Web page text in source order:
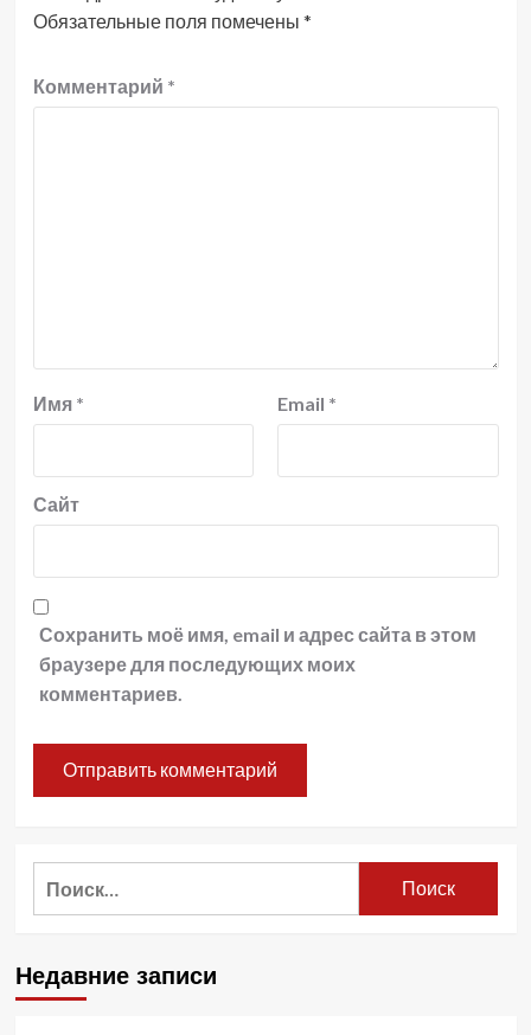
Обязательные поля помечены *
Комментарий *
Имя * Email *
Сайт
Сохранить моё имя, email и адрес сайта в этом
браузере для последующих моих
комментариев.
Недавние записи